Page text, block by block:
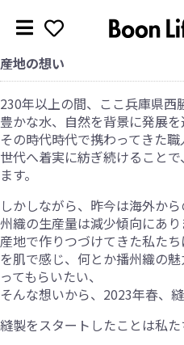
産地の想い
230年以上の間、ここ兵庫県
豊かな水、自然を背景に発展を
その時代時代で携わってきた
世代へ着実に紡ぎ続けること
ます。
しかしながら、昨今は海外か
州織の生産量は減少傾向にあり
産地で作りつづけてきた私た
を肌で感じ、何とか播州織の
ってもらいたい、
そんな想いから、2023年春、
縫製をスタートしたことは私た